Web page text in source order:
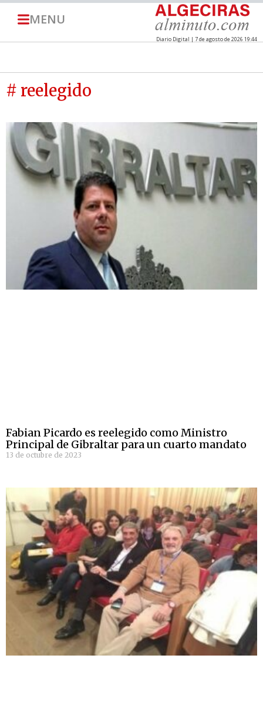
MENU
Diario Digital | 7 de agosto de 2026 19:44
# reelegido
Fabian Picardo es reelegido como Ministro
Principal de Gibraltar para un cuarto mandato
13 de octubre de 2023